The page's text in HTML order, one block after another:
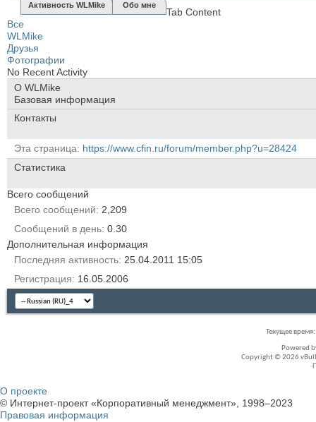
Активность WLMike Обо мне
Tab Content
Все
WLMike
Друзья
Фотографии
No Recent Activity
О WLMike
Базовая информация
Контакты
Эта страница https://www.cfin.ru/forum/member.php?u=28424
Статистика
Всего сообщений
Всего сообщений 2,209
Сообщений в день 0.30
Дополнительная информация
Последняя активность 25.04.2011 15:05
Регистрация
16.05.2006
Текущее время:
Powered
Copyright © 2026
О проекте
© Интернет-проект «Корпоративный менеджмент», 1998–2023
Правовая информация